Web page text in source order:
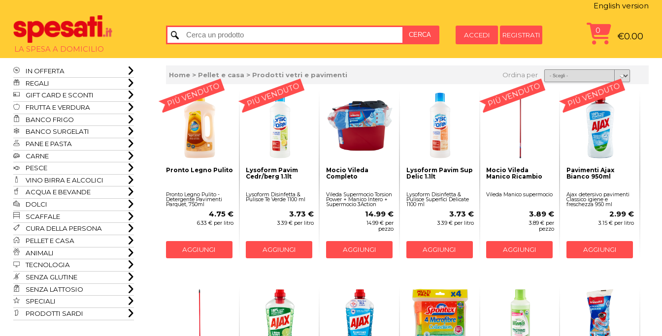
LA SPESA A DOMICILIO
English version
ACCEDI REGISTRATI
0
€0.00
IN OFFERTA
REGALI
GIFT CARD E SCONTI
FRUTTA E VERDURA
BANCO FRIGO
BANCO SURGELATI
PANE E PASTA
CARNE
PESCE
VINO BIRRA E ALCOLICI
ACQUA E BEVANDE
DOLCI
SCAFFALE
CURA DELLA PERSONA
PELLET E CASA
ANIMALI
TECNOLOGIA
SENZA GLUTINE
SENZA LATTOSIO
SPECIALI
PRODOTTI SARDI
Home > Pellet e casa > Prodotti vetri e pavimenti Ordina per
PIÙ VENDUTO
Pronto Legno Pulito
Pronto Legno Pulito -
Detergente Pavimenti
Parquet, 750ml
4.75 €
6.33 € per litro
AGGIUNGI
PIÙ VENDUTO
Lysoform Pavim
Cedr/berg 1.1lt
Lysoform Disinfetta &
Pulisce Tè Verde 1100 ml
3.73 €
3.39 € per litro
AGGIUNGI
Mocio Vileda
Completo
Vileda Supermocio Torsion
Power + Manico Intero +
Supermocio 3Action
14.99 €
14.99 € per
pezzo
AGGIUNGI
Lysoform Pavim Sup
Delic 1.1lt
Lysoform Disinfetta &
Pulisce Superfici Delicate
1100 ml
3.73 €
3.39 € per litro
AGGIUNGI
PIÙ VENDUTO
Mocio Vileda
Manico Ricambio
Vileda Manico supermocio
3.89 €
3.89 € per
pezzo
AGGIUNGI
PIÙ VENDUTO
Pavimenti Ajax
Bianco 950ml
Ajax detersivo pavimenti
Classico igiene e
freschezza 950 ml
2.99 €
3.15 € per litro
AGGIUNGI